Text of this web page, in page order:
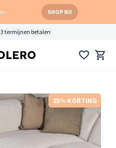
SHOP NU
termijnen betalen
25% KORTING